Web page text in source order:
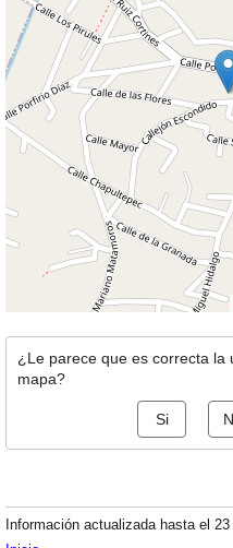
¿Le parece que es correcta la
mapa?
Si
Información actualizada hasta el 23